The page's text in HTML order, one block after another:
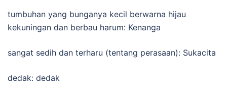
tumbuhan yang bunganya kecil berwarna hijau
kekuningan dan berbau harum: Kenanga
sangat sedih dan terharu (tentang perasaan): Sukacita
dedak: dedak